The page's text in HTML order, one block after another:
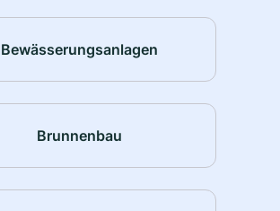
Bewässerungsanlagen
Brunnenbau